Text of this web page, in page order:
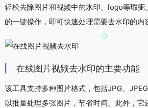
轻松去除图片和视频中的水印、logo等瑕疵
的一键操作，即可快速处理需要去水印的内
在线图片视频去水印的主要功能
该工具支持多种图片格式，包括JPG、
以批量处理多张图片，节省时间。此外，它